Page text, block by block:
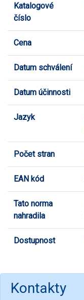
Katalogové
číslo
Cena
Datum schválení
Datum účinnosti
Jazyk
Počet stran
EAN kód
Tato norma
nahradila
Dostupnost
Kontakty